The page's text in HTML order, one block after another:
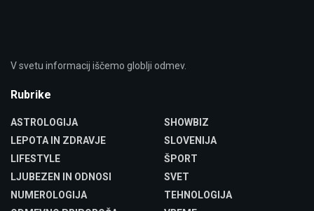
V svetu informacij iščemo globlji odmev.
Rubrike
ASTROLOGIJA
LEPOTA IN ZDRAVJE
LIFESTYLE
LJUBEZEN IN ODNOSI
NUMEROLOGIJA
SHOWBIZ
SLOVENIJA
ŠPORT
SVET
TEHNOLOGIJA